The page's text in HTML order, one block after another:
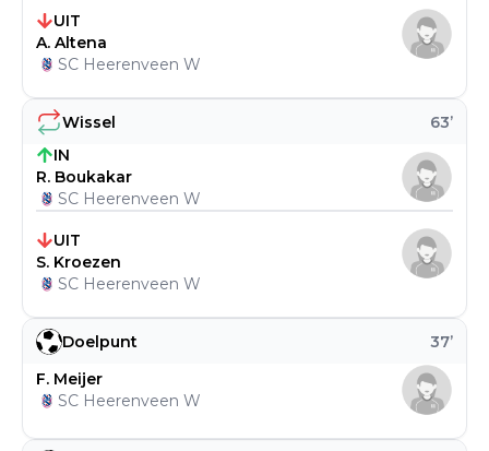
Doelpunt 37’
F. Meijer
SC Heerenveen W
Wissel 63’
IN
R. Boukakar
SC Heerenveen W
UIT
S. Kroezen
SC Heerenveen W
UIT
A. Altena
SC Heerenveen W